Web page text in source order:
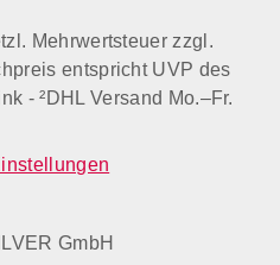
Mehrwertsteuer zzgl.
entspricht UVP des
- ²DHL Versand Mo.–Fr.
GmbH